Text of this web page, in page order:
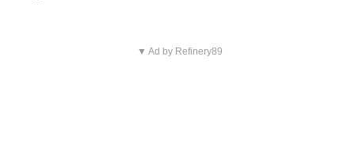
▼ Ad by Refinery89